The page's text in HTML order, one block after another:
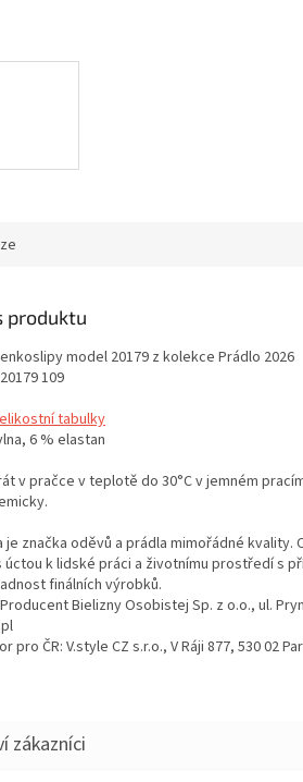
produktu
model 20179 z kolekce Prádlo 2026
109
tabulky
6 % elastan
v pračce v teplotě do 30°C v jemném
je značka oděvů a prádla mimořádné
k lidské práci a životnímu prostředí s
finálních výrobků.
Bielizny Osobistej Sp. z o.o., ul.
pro ČR: V.style CZ s.r.o., V Ráji 877, 530 02